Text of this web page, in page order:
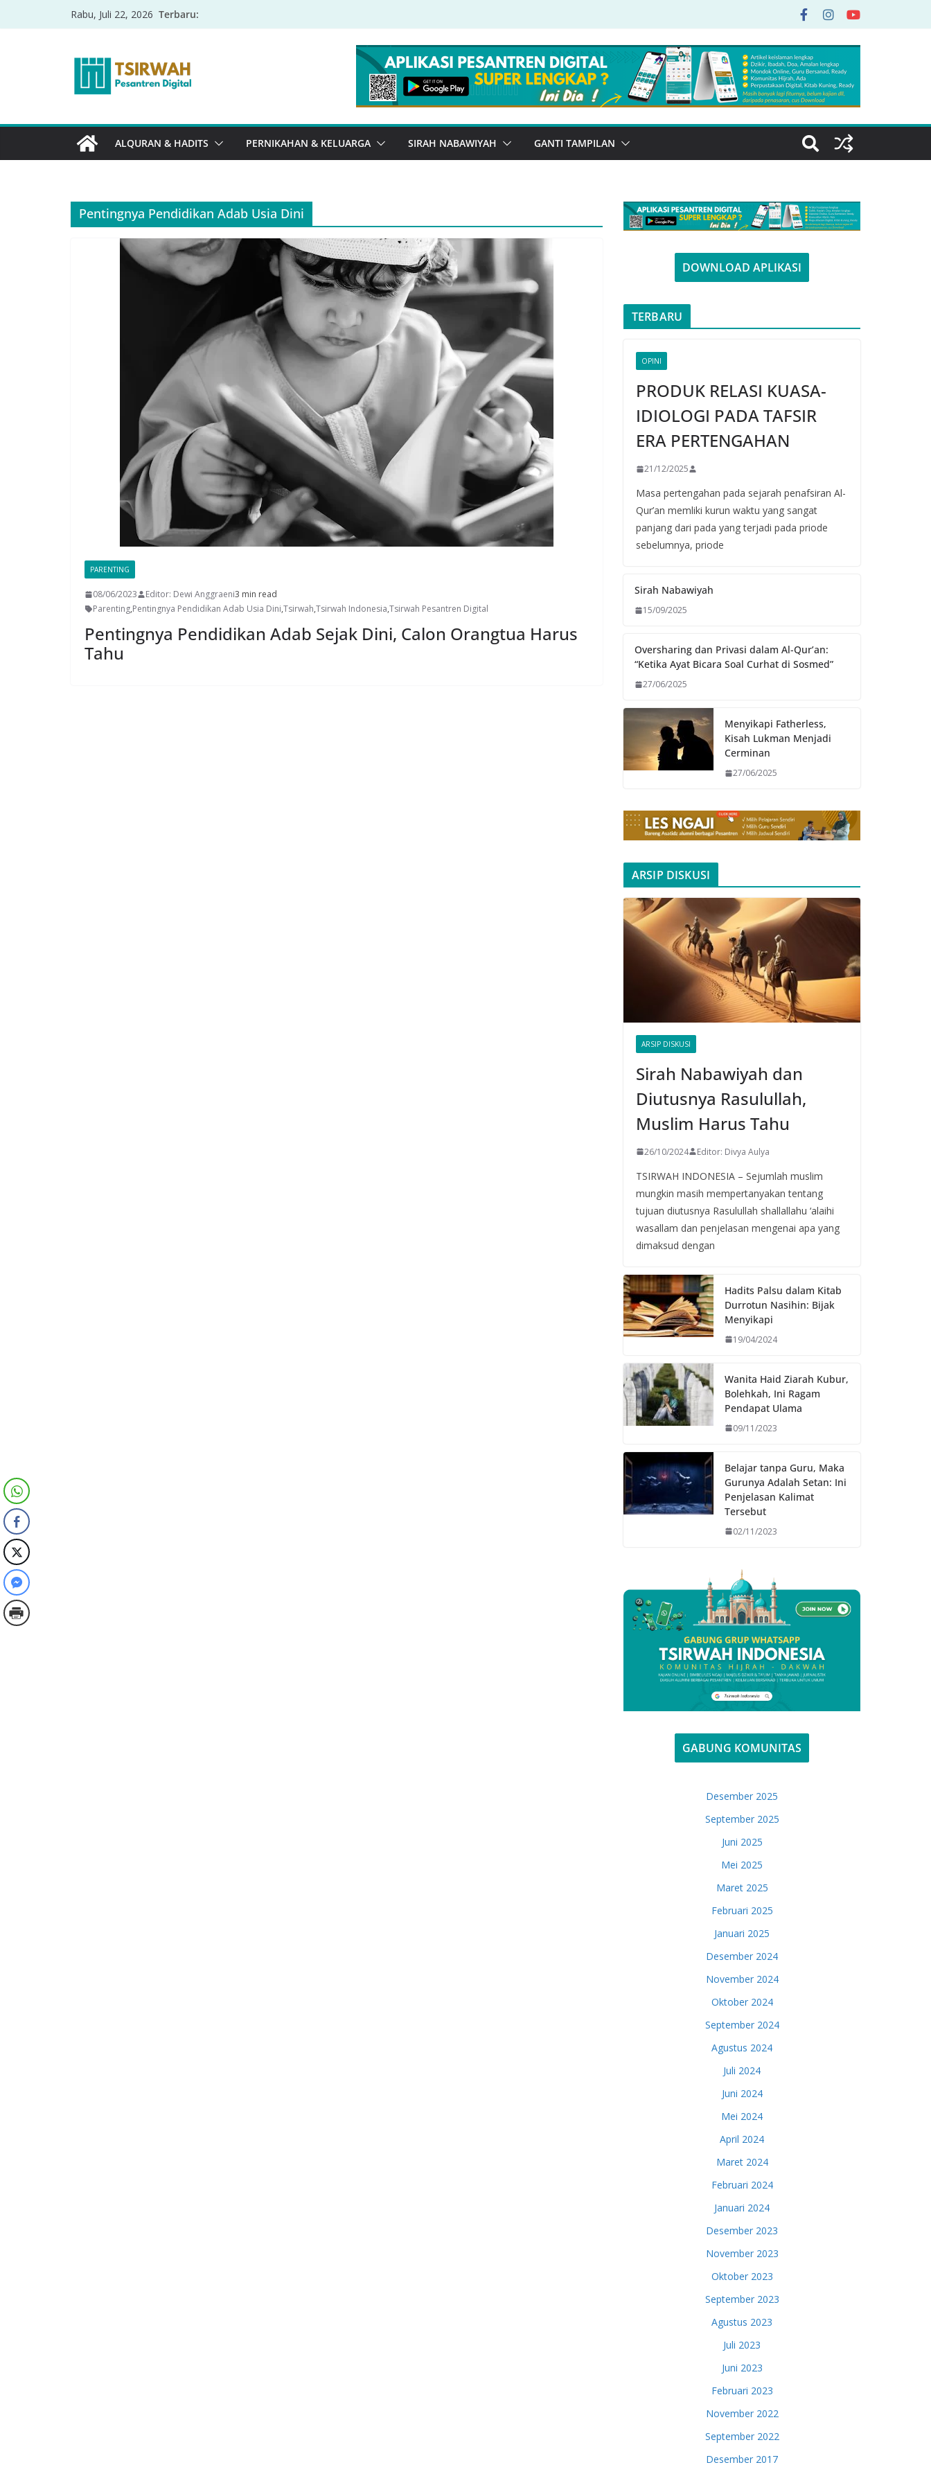
Rabu, Juli 22, 2026 Terbaru:
ALQURAN & HADITS PERNIKAHAN & KELUARGA SIRAH NABAWIYAH GANTI TAMPILAN
Pentingnya Pendidikan Adab Usia Dini
PARENTING
08/06/2023 Editor: Dewi Anggraeni3 min read
Parenting,Pentingnya Pendidikan Adab Usia Dini,Tsirwah,Tsirwah Indonesia,Tsirwah Pesantren Digital
Pentingnya Pendidikan Adab Sejak Dini, Calon Orangtua Harus
Tahu
DOWNLOAD APLIKASI
TERBARU
OPINI
PRODUK RELASI KUASA-
IDIOLOGI PADA TAFSIR
ERA PERTENGAHAN
21/12/2025
Masa pertengahan pada sejarah penafsiran Al-
Qur’an memliki kurun waktu yang sangat
panjang dari pada yang terjadi pada priode
sebelumnya, priode
Sirah Nabawiyah
15/09/2025
Oversharing dan Privasi dalam Al-Qur’an:
“Ketika Ayat Bicara Soal Curhat di Sosmed”
27/06/2025
Menyikapi Fatherless,
Kisah Lukman Menjadi
Cerminan
27/06/2025
ARSIP DISKUSI
ARSIP DISKUSI
Sirah Nabawiyah dan
Diutusnya Rasulullah,
Muslim Harus Tahu
26/10/2024 Editor: Divya Aulya
TSIRWAH INDONESIA – Sejumlah muslim
mungkin masih mempertanyakan tentang
tujuan diutusnya Rasulullah shallallahu ‘alaihi
wasallam dan penjelasan mengenai apa yang
dimaksud dengan
Hadits Palsu dalam Kitab
Durrotun Nasihin: Bijak
Menyikapi
19/04/2024
Wanita Haid Ziarah Kubur,
Bolehkah, Ini Ragam
Pendapat Ulama
09/11/2023
Belajar tanpa Guru, Maka
Gurunya Adalah Setan: Ini
Penjelasan Kalimat
Tersebut
02/11/2023
GABUNG KOMUNITAS
Desember 2025
September 2025
Juni 2025
Mei 2025
Maret 2025
Februari 2025
Januari 2025
Desember 2024
November 2024
Oktober 2024
September 2024
Agustus 2024
Juli 2024
Juni 2024
Mei 2024
April 2024
Maret 2024
Februari 2024
Januari 2024
Desember 2023
November 2023
Oktober 2023
September 2023
Agustus 2023
Juli 2023
Juni 2023
Februari 2023
November 2022
September 2022
Desember 2017